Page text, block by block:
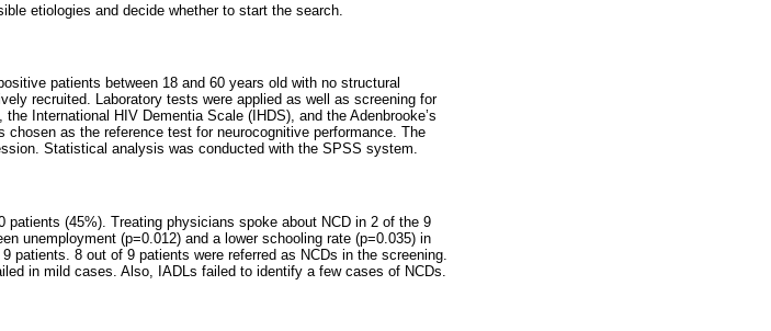
etiologies and decide whether to start the search.
patients between 18 and 60 years old with no structural
recruited. Laboratory tests were applied as well as screening for
International HIV Dementia Scale (IHDS), and the Adenbrooke’s
as the reference test for neurocognitive performance. The
Statistical analysis was conducted with the SPSS system.
(45%). Treating physicians spoke about NCD in 2 of the 9
unemployment (p=0.012) and a lower schooling rate (p=0.035) in
8 out of 9 patients were referred as NCDs in the screening.
in mild cases. Also, IADLs failed to identify a few cases of NCDs.